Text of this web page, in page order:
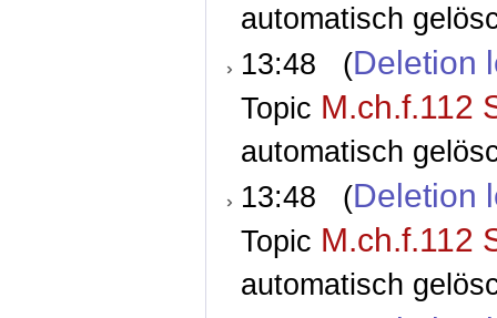
automatisch
13:48 (Deletion
Topic M.ch.f.112
automatisch
13:48 (Deletion
Topic M.ch.f.112
automatisch